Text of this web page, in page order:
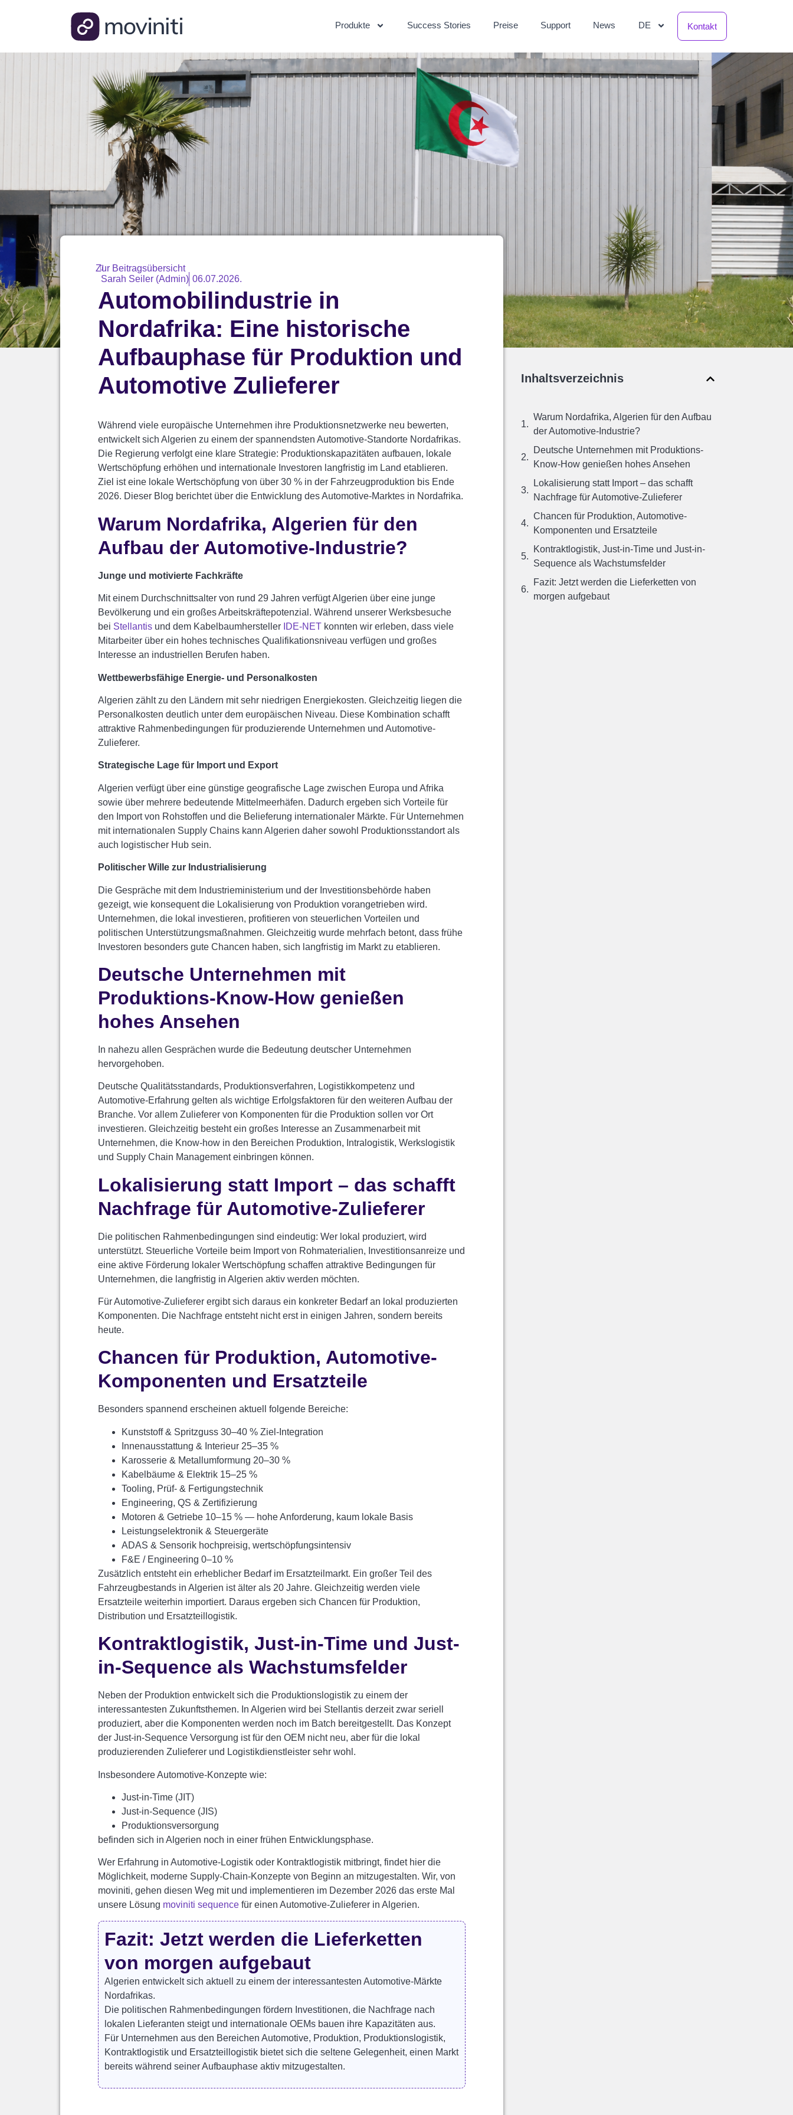
Produkte Success Stories Preise Support News DE Kontakt
Zur Beitragsübersicht
Sarah Seiler (Admin) 06.07.2026.
Automobilindustrie in
Nordafrika: Eine historische
Aufbauphase für Produktion und
Automotive Zulieferer
Während viele europäische Unternehmen ihre Produktionsnetzwerke neu bewerten,
entwickelt sich Algerien zu einem der spannendsten Automotive-Standorte Nordafrikas.
Die Regierung verfolgt eine klare Strategie: Produktionskapazitäten aufbauen, lokale
Wertschöpfung erhöhen und internationale Investoren langfristig im Land etablieren.
Ziel ist eine lokale Wertschöpfung von über 30 % in der Fahrzeugproduktion bis Ende
2026. Dieser Blog berichtet über die Entwicklung des Automotive-Marktes in Nordafrika.
Warum Nordafrika, Algerien für den
Aufbau der Automotive-Industrie?
Junge und motivierte Fachkräfte
Mit einem Durchschnittsalter von rund 29 Jahren verfügt Algerien über eine junge
Bevölkerung und ein großes Arbeitskräftepotenzial. Während unserer Werksbesuche
bei Stellantis und dem Kabelbaumhersteller IDE-NET konnten wir erleben, dass viele
Mitarbeiter über ein hohes technisches Qualifikationsniveau verfügen und großes
Interesse an industriellen Berufen haben.
Wettbewerbsfähige Energie- und Personalkosten
Algerien zählt zu den Ländern mit sehr niedrigen Energiekosten. Gleichzeitig liegen die
Personalkosten deutlich unter dem europäischen Niveau. Diese Kombination schafft
attraktive Rahmenbedingungen für produzierende Unternehmen und Automotive-
Zulieferer.
Strategische Lage für Import und Export
Algerien verfügt über eine günstige geografische Lage zwischen Europa und Afrika
sowie über mehrere bedeutende Mittelmeerhäfen. Dadurch ergeben sich Vorteile für
den Import von Rohstoffen und die Belieferung internationaler Märkte. Für Unternehmen
mit internationalen Supply Chains kann Algerien daher sowohl Produktionsstandort als
auch logistischer Hub sein.
Politischer Wille zur Industrialisierung
Die Gespräche mit dem Industrieministerium und der Investitionsbehörde haben
gezeigt, wie konsequent die Lokalisierung von Produktion vorangetrieben wird.
Unternehmen, die lokal investieren, profitieren von steuerlichen Vorteilen und
politischen Unterstützungsmaßnahmen. Gleichzeitig wurde mehrfach betont, dass frühe
Investoren besonders gute Chancen haben, sich langfristig im Markt zu etablieren.
Deutsche Unternehmen mit
Produktions-Know-How genießen
hohes Ansehen
In nahezu allen Gesprächen wurde die Bedeutung deutscher Unternehmen
hervorgehoben.
Deutsche Qualitätsstandards, Produktionsverfahren, Logistikkompetenz und
Automotive-Erfahrung gelten als wichtige Erfolgsfaktoren für den weiteren Aufbau der
Branche. Vor allem Zulieferer von Komponenten für die Produktion sollen vor Ort
investieren. Gleichzeitig besteht ein großes Interesse an Zusammenarbeit mit
Unternehmen, die Know-how in den Bereichen Produktion, Intralogistik, Werkslogistik
und Supply Chain Management einbringen können.
Lokalisierung statt Import – das schafft
Nachfrage für Automotive-Zulieferer
Die politischen Rahmenbedingungen sind eindeutig: Wer lokal produziert, wird
unterstützt. Steuerliche Vorteile beim Import von Rohmaterialien, Investitionsanreize und
eine aktive Förderung lokaler Wertschöpfung schaffen attraktive Bedingungen für
Unternehmen, die langfristig in Algerien aktiv werden möchten.
Für Automotive-Zulieferer ergibt sich daraus ein konkreter Bedarf an lokal produzierten
Komponenten. Die Nachfrage entsteht nicht erst in einigen Jahren, sondern bereits
heute.
Chancen für Produktion, Automotive-
Komponenten und Ersatzteile
Besonders spannend erscheinen aktuell folgende Bereiche:
Kunststoff & Spritzguss 30–40 % Ziel-Integration
Innenausstattung & Interieur 25–35 %
Karosserie & Metallumformung 20–30 %
Kabelbäume & Elektrik 15–25 %
Tooling, Prüf- & Fertigungstechnik
Engineering, QS & Zertifizierung
Motoren & Getriebe 10–15 % — hohe Anforderung, kaum lokale Basis
Leistungselektronik & Steuergeräte
ADAS & Sensorik hochpreisig, wertschöpfungsintensiv
F&E / Engineering 0–10 %
Zusätzlich entsteht ein erheblicher Bedarf im Ersatzteilmarkt. Ein großer Teil des
Fahrzeugbestands in Algerien ist älter als 20 Jahre. Gleichzeitig werden viele
Ersatzteile weiterhin importiert. Daraus ergeben sich Chancen für Produktion,
Distribution und Ersatzteillogistik.
Kontraktlogistik, Just-in-Time und Just-
in-Sequence als Wachstumsfelder
Neben der Produktion entwickelt sich die Produktionslogistik zu einem der
interessantesten Zukunftsthemen. In Algerien wird bei Stellantis derzeit zwar seriell
produziert, aber die Komponenten werden noch im Batch bereitgestellt. Das Konzept
der Just-in-Sequence Versorgung ist für den OEM nicht neu, aber für die lokal
produzierenden Zulieferer und Logistikdienstleister sehr wohl.
Insbesondere Automotive-Konzepte wie:
Just-in-Time (JIT)
Just-in-Sequence (JIS)
Produktionsversorgung
befinden sich in Algerien noch in einer frühen Entwicklungsphase.
Wer Erfahrung in Automotive-Logistik oder Kontraktlogistik mitbringt, findet hier die
Möglichkeit, moderne Supply-Chain-Konzepte von Beginn an mitzugestalten. Wir, von
moviniti, gehen diesen Weg mit und implementieren im Dezember 2026 das erste Mal
unsere Lösung moviniti sequence für einen Automotive-Zulieferer in Algerien.
Fazit: Jetzt werden die Lieferketten
von morgen aufgebaut
Algerien entwickelt sich aktuell zu einem der interessantesten Automotive-Märkte
Nordafrikas.
Die politischen Rahmenbedingungen fördern Investitionen, die Nachfrage nach
lokalen Lieferanten steigt und internationale OEMs bauen ihre Kapazitäten aus.
Für Unternehmen aus den Bereichen Automotive, Produktion, Produktionslogistik,
Kontraktlogistik und Ersatzteillogistik bietet sich die seltene Gelegenheit, einen Markt
bereits während seiner Aufbauphase aktiv mitzugestalten.
Inhaltsverzeichnis
Warum Nordafrika, Algerien für den Aufbau
der Automotive-Industrie?
Deutsche Unternehmen mit Produktions-
Know-How genießen hohes Ansehen
Lokalisierung statt Import – das schafft
Nachfrage für Automotive-Zulieferer
Chancen für Produktion, Automotive-
Komponenten und Ersatzteile
Kontraktlogistik, Just-in-Time und Just-in-
Sequence als Wachstumsfelder
Fazit: Jetzt werden die Lieferketten von
morgen aufgebaut